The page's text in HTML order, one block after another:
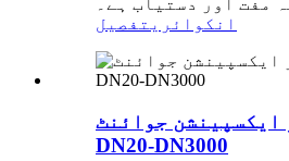
انکوائری تفصیل
ایکسپینشن جوائنٹ
DN20-DN3000